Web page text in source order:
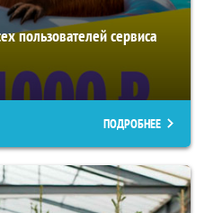
пользователей сервиса
ПОДРОБНЕЕ